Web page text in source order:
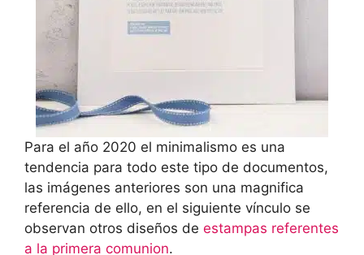
Para el año 2020 el minimalismo es una
tendencia para todo este tipo de documentos,
las imágenes anteriores son una magnifica
referencia de ello, en el siguiente vínculo se
observan otros diseños de estampas referentes
a la primera comunion.